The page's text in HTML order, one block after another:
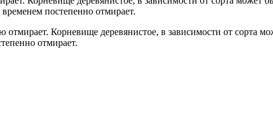
постепенно отмирает.
отмирает. Корневище деревянистое, в зависимости от
отмирает.